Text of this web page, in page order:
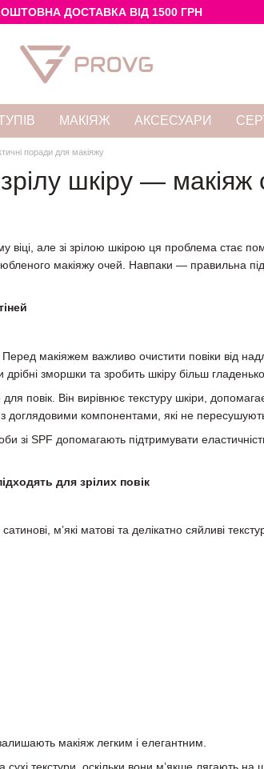
ДОСТАВКА ВІД 1500 ГРН
МАКІЯЖ АКСЕСУАРИ
поради для макіяжу
шкіру —
віці, але зі зрілою шкірою ця проблема стає
макіяжу очей. Навпаки — правильна
макіяжем важливо очистити повіки від
зморшки та зробить шкіру більш
повік. Він вирівнює текстуру шкіри,
компонентами, які не
SPF допомагають підтримувати
для зрілих повік
м’які матові та делікатно сяйливі
макіяж легким і елегантним.